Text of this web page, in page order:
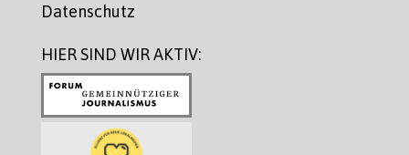
Datenschutz
HIER SIND WIR AKTIV: